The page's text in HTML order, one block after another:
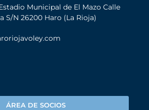
Municipal de El Mazo Calle
S/N 26200 Haro (La Rioja)
ÁREA DE SOCIOS